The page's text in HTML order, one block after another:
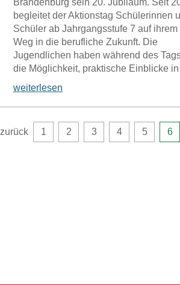
begleitet der Aktionstag Schülerinnen
Schüler ab Jahrgangsstufe 7 auf ihrem
Weg in die berufliche Zukunft. Die
Jugendlichen haben während des
die Möglichkeit, praktische Einblicke
weiterlesen
zurück 1 2 3 4 5 6